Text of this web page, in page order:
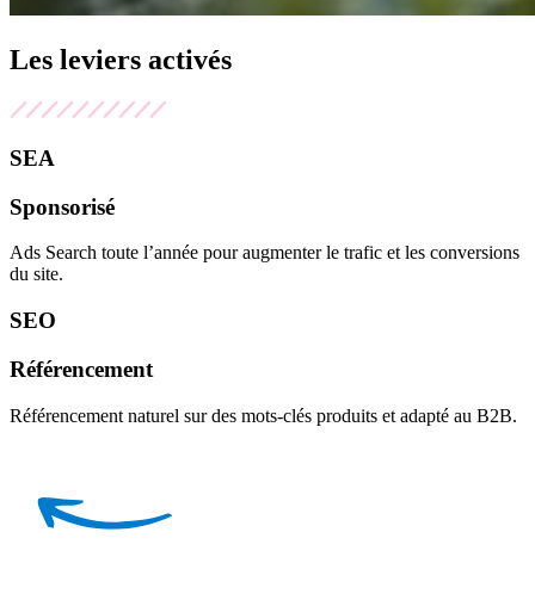
Les leviers activés
SEA
Sponsorisé
Ads Search toute l’année pour augmenter le trafic et les conversions
du site.
SEO
Référencement
Référencement naturel sur des mots-clés produits et adapté au B2B.